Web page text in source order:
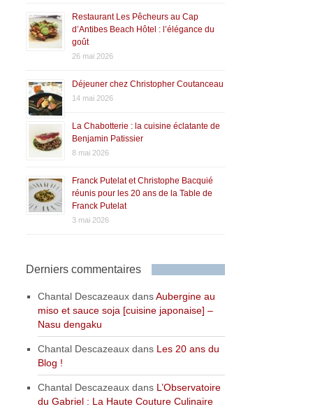
Restaurant Les Pêcheurs au Cap
d’Antibes Beach Hôtel : l’élégance du
goût
26 mai 2026
Déjeuner chez Christopher Coutanceau
14 mai 2026
La Chabotterie : la cuisine éclatante de
Benjamin Patissier
8 mai 2026
Franck Putelat et Christophe Bacquié
réunis pour les 20 ans de la Table de
Franck Putelat
3 mai 2026
Derniers commentaires
Chantal Descazeaux dansAubergine au
miso et sauce soja [cuisine japonaise] –
Nasu dengaku
Chantal Descazeaux dans Les 20 ans du
Blog !
Chantal Descazeaux dans L’Observatoire
du Gabriel : La Haute Couture Culinaire